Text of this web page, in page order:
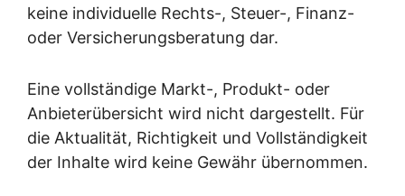
keine individuelle Rechts-, Steuer-, Finanz-
oder Versicherungsberatung dar.
Eine vollständige Markt-, Produkt- oder
Anbieterübersicht wird nicht dargestellt. Für
die Aktualität, Richtigkeit und Vollständigkeit
der Inhalte wird keine Gewähr übernommen.